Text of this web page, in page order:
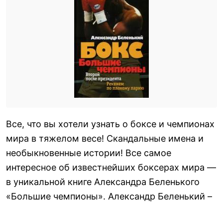
Все, что вы хотели узнать о боксе и чемпионах
мира в тяжелом весе! Скандальные имена и
необыкновенные истории! Все самое
интересное об известнейших боксерах мира —
в уникальной книге Александра Беленького
«Большие чемпионы». Александр Беленький –